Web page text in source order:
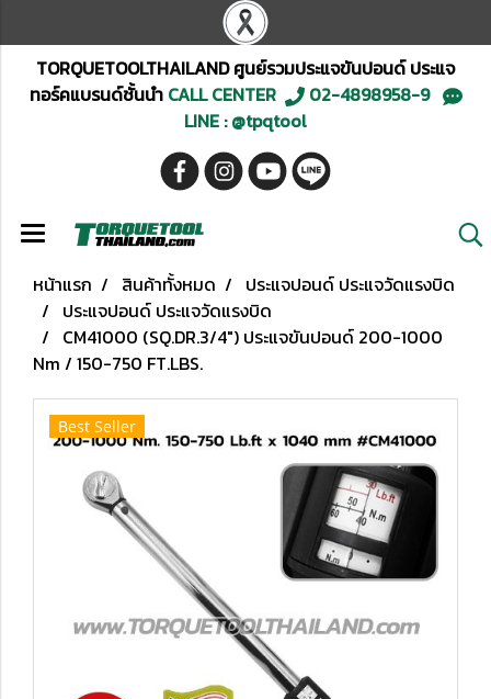
TORQUETOOLTHAILAND ศูนย์รวมประแจขันปอนด์ ประแจ
ทอร์คแบรนด์ชั้นนำCALL CENTER
02-4898958-9
LINE : @tpqtool
หน้าแรก สินค้าทั้งหมด
ประแจปอนด์ ประแจวัดแรงบิด
ประแจปอนด์ ประแจวัดแรงบิด
CM41000 (SQ.DR.3/4") ประแจขันปอนด์ 200-1000
Nm / 150-750 FT.LBS.
Best Seller